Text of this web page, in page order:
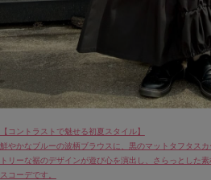
【コントラストで魅せる初夏スタイル】
鮮やかなブルーの波柄ブラウスに、黒のマットタフタス
トリーな裾のデザインが遊び心を演出し、さらっとした
スコーデです。